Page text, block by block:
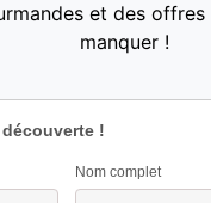
et des
manquer !
!
Nom complet